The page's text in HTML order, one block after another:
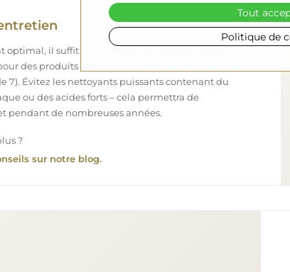
il suffit d’un chiffon en microfibre et d’eau
des produits spécifiques, veillez à ce qu’ils aient
7). Évitez les nettoyants puissants contenant du
ou des acides forts – cela permettra de
pendant de nombreuses années.
?
sur notre blog.
Politique de
Tout